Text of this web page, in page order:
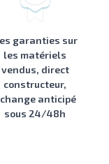
garanties sur
les matériels
vendus, direct
constructeur,
anticipé
sous 24/48h